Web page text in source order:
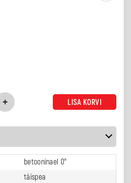
LISA KORVI
betooninael 0°
täispea